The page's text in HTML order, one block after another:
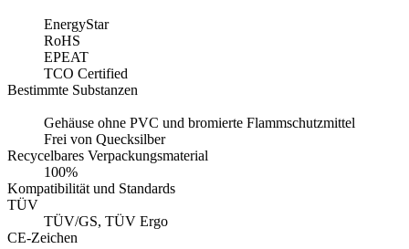
EnergyStar
RoHS
EPEAT
TCO Certified
Bestimmte Substanzen
Gehäuse ohne PVC und bromierte Flammschutzmittel
Frei von Quecksilber
Recycelbares Verpackungsmaterial
100%
Kompatibilität und Standards
TÜV
TÜV/GS, TÜV Ergo
CE-Zeichen